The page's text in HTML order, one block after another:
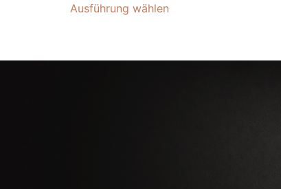
Ausführung wählen